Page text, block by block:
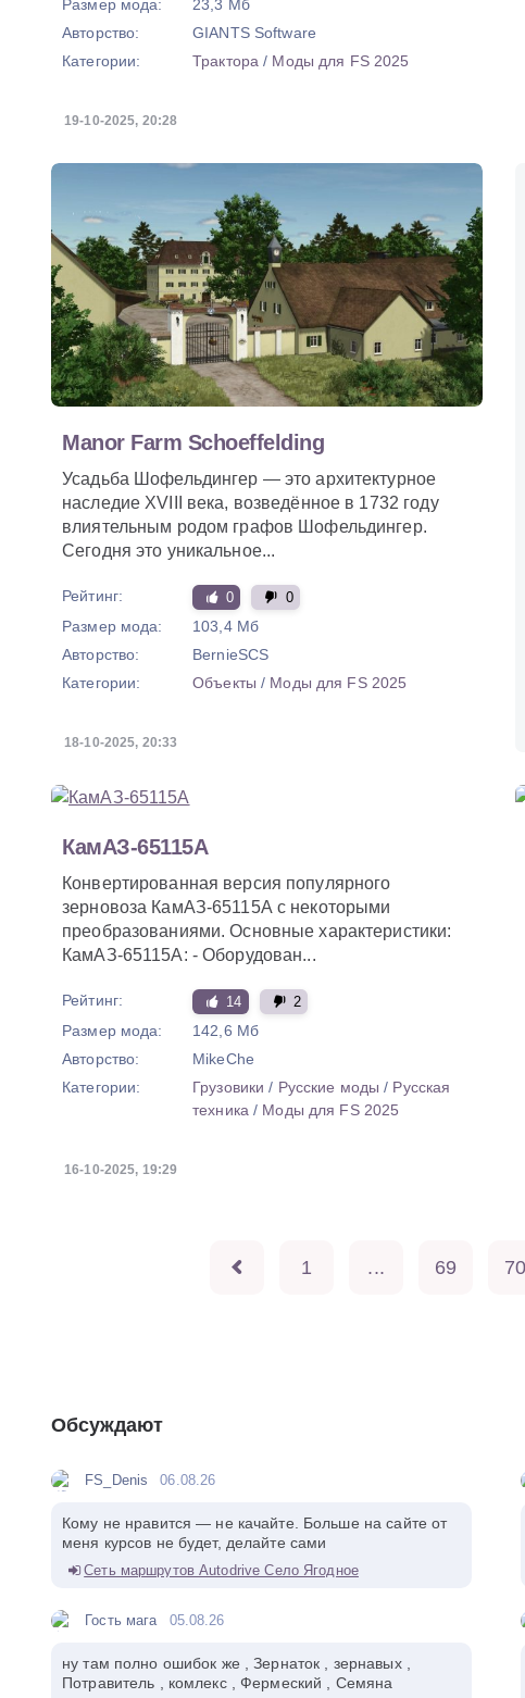
Размер мода:
23,3 Мб
Авторство:
GIANTS Software
Категории:
Трактора / Моды для FS 2025
19-10-2025, 20:28
Manor Farm Schoeffelding
Усадьба Шофельдингер — это архитектурное
наследие XVIII века, возведённое в 1732 году
влиятельным родом графов Шофельдингер.
Сегодня это уникальное...
Рейтинг: 0 0
Размер мода:
103,4 Мб
Авторство:
BernieSCS
Категории:
Объекты / Моды для FS 2025
18-10-2025, 20:33
КамАЗ-65115А
Конвертированная версия популярного
зерновоза КамАЗ-65115А с некоторыми
преобразованиями. Основные характеристики:
КамАЗ-65115А: - Оборудован...
Рейтинг: 14 2
Размер мода:
142,6 Мб
Авторство:
MikeChe
Категории:
Грузовики / Русские моды / Русская
техника / Моды для FS 2025
16-10-2025, 19:29
1 ... 69 70
Обсуждают
FS_Denis 06.08.26
Кому не нравится — не качайте. Больше на сайте от
меня курсов не будет, делайте сами
Сеть маршрутов Autodrive Село Ягодное
Гость мага 05.08.26
ну там полно ошибок же , Зернаток , зернавых ,
Потравитель , комлекс , Фермеский , Семяна